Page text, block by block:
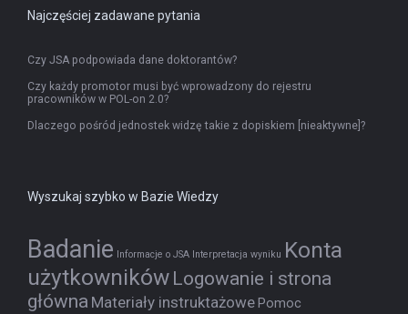
Najczęściej zadawane pytania
Czy JSA podpowiada dane doktorantów?
Czy każdy promotor musi być wprowadzony do rejestru
pracowników w POL-on 2.0?
Dlaczego pośród jednostek widzę takie z dopiskiem [nieaktywne]?
Wyszukaj szybko w Bazie Wiedzy
Badanie Informacje o JSA Interpretacja wyniku Konta
użytkowników Logowanie i strona
główna Materiały instruktażowe Pomoc